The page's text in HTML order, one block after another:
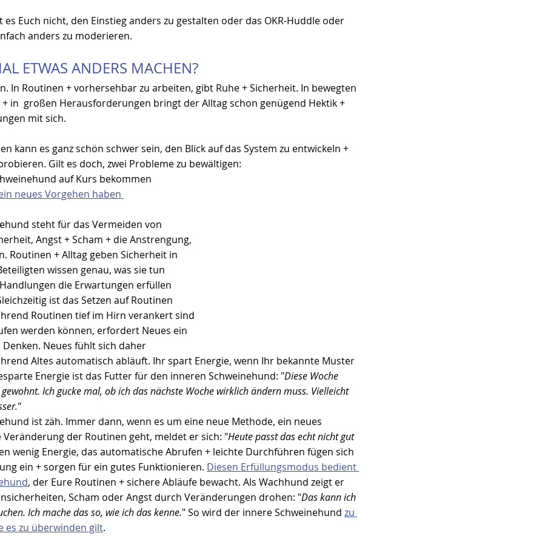
es Euch nicht, den Einstieg anders zu gestalten oder das OKR-Huddle oder
anders zu moderieren.
ETWAS ANDERS MACHEN?
In Routinen + vorhersehbar zu arbeiten, gibt Ruhe + Sicherheit. In bewegten
in  großen Herausforderungen bringt der Alltag schon genügend Hektik +
mit sich.
kann es ganz schön schwer sein, den Blick auf das System zu entwickeln +
Gilt es doch, zwei Probleme zu bewältigen:
auf Kurs bekommen
neues Vorgehen haben
steht für das Vermeiden von
Angst + Scham + die Anstrengung,
Routinen + Alltag geben Sicherheit in
wissen genau, was sie tun
die Erwartungen erfüllen
ist das Setzen auf Routinen
Routinen tief im Hirn verankert sind
werden können, erfordert Neues ein
Neues fühlt sich daher
Altes automatisch abläuft. Ihr spart Energie, wenn Ihr bekannte Muster
Energie ist das Futter für den inneren Schweinehund: "Diese Woche
Ich gucke mal, ob ich das nächste Woche wirklich ändern muss. Vielleicht
"
ist zäh. Immer dann, wenn es um eine neue Methode, ein neues
der Routinen geht, meldet er sich: "Heute passt das echt nicht gut
wenig Energie, das automatische Abrufen + leichte Durchführen fügen sich
ein + sorgen für ein gutes Funktionieren. Diesen Erfüllungsmodus bedient
, der Eure Routinen + sichere Abläufe bewacht. Als Wachhund zeigt er
Scham oder Angst durch Veränderungen drohen: "Das kann ich
Ich mache das so, wie ich das kenne." So wird der innere Schweinehund zu
es zu überwinden gilt.